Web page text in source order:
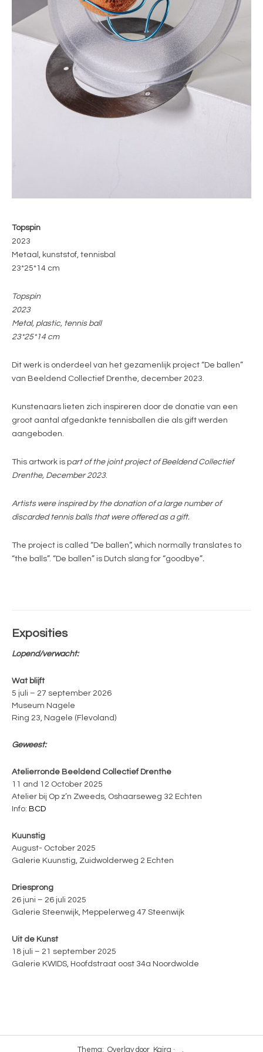
Topspin
2023
Metaal, kunststof, tennisbal
23*25*14 cm
Topspin
2023
Metal, plastic, tennis ball
23*25*14 cm
Dit werk is onderdeel van het gezamenlijk project “De ballen”
van Beeldend Collectief Drenthe, december 2023.
Kunstenaars lieten zich inspireren door de donatie van een
groot aantal afgedankte tennisballen die als gift werden
aangeboden.
This artwork is part of the joint project of Beeldend Collectief
Drenthe, December 2023.
Artists were inspired by the donation of a large number of
discarded tennis balls that were offered as a gift.
The project is called “De ballen”, which normally translates to
“the balls”. “De ballen” is Dutch slang for “goodbye”.
Exposities
Lopend/verwacht:
Wat blijft
5 juli – 27 september 2026
Museum Nagele
Ring 23, Nagele (Flevoland)
Geweest:
Atelierronde Beeldend Collectief Drenthe
11 and 12 October 2025
Atelier bij Op z’n Zweeds, Oshaarseweg 32 Echten
Info: BCD
Kuunstig
August- October 2025
Galerie Kuunstig, Zuidwolderweg 2 Echten
Driesprong
26 juni – 26 juli 2025
Galerie Steenwijk, Meppelerweg 47 Steenwijk
Uit de Kunst
18 juli – 21 september 2025
Galerie KWIDS, Hoofdstraat oost 34a Noordwolde
Thema: Overlay door Kaira · .